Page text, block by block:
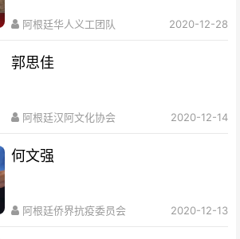
阿根廷华人义工团队 2020-12-28
郭思佳
阿根廷汉阿文化协会 2020-12-14
何文强
阿根廷侨界抗疫委员会 2020-12-13